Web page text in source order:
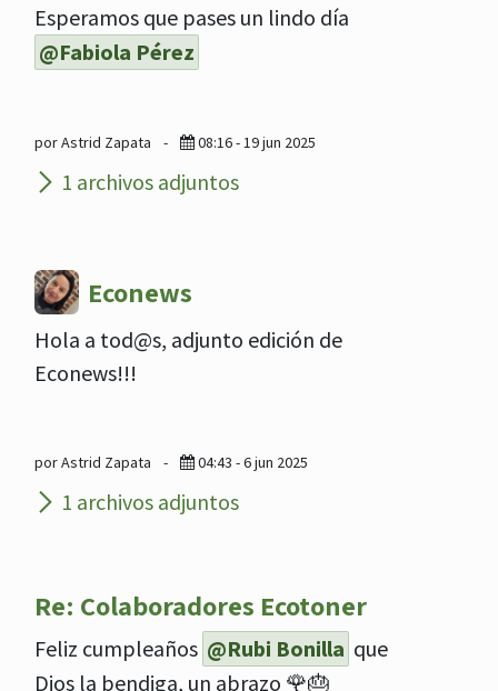
Esperamos que pases un lindo día
@Fabiola Pérez
por Astrid Zapata - 08:16 - 19 jun 2025
1 archivos adjuntos
Econews
Hola a tod@s, adjunto edición de
Econews!!!
por Astrid Zapata - 04:43 - 6 jun 2025
1 archivos adjuntos
Re: Colaboradores Ecotoner
Feliz cumpleaños @Rubi Bonilla que
Dios la bendiga, un abrazo 🌹🎂